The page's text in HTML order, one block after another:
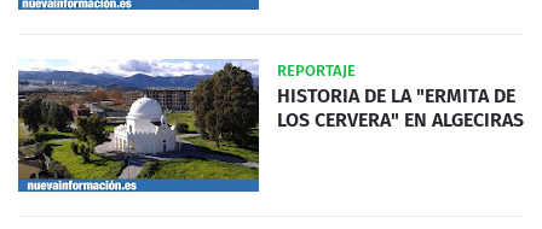
REPORTAJE
HISTORIA DE LA "ERMITA DE
LOS CERVERA" EN ALGECIRAS